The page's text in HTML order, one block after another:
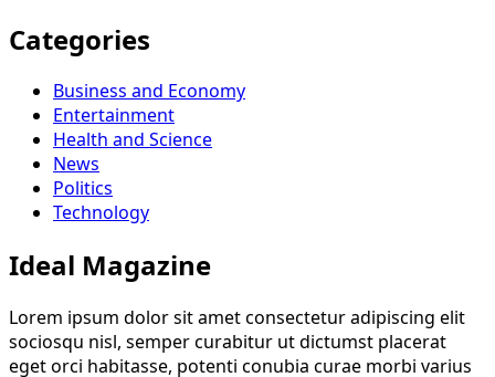
Categories
Business and Economy
Entertainment
Health and Science
News
Politics
Technology
Ideal Magazine
Lorem ipsum dolor sit amet consectetur adipiscing elit
sociosqu nisl, semper curabitur ut dictumst placerat
eget orci habitasse, potenti conubia curae morbi varius